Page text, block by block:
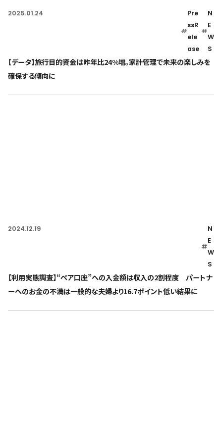
2025.01.24
#
Pre
ssR
ele
ase
#
N
E
W
S
【データ】旅行目的資金は昨年比24%増。家計管理で未来の楽しみを
確保する傾向に
2024.12.19
#
N
E
W
S
【利用実態調査】“ペア口座”への入金額は収入の2割程度 パートナ
ーへのお金の不満は一般的な夫婦より16.7ポイント低い結果に